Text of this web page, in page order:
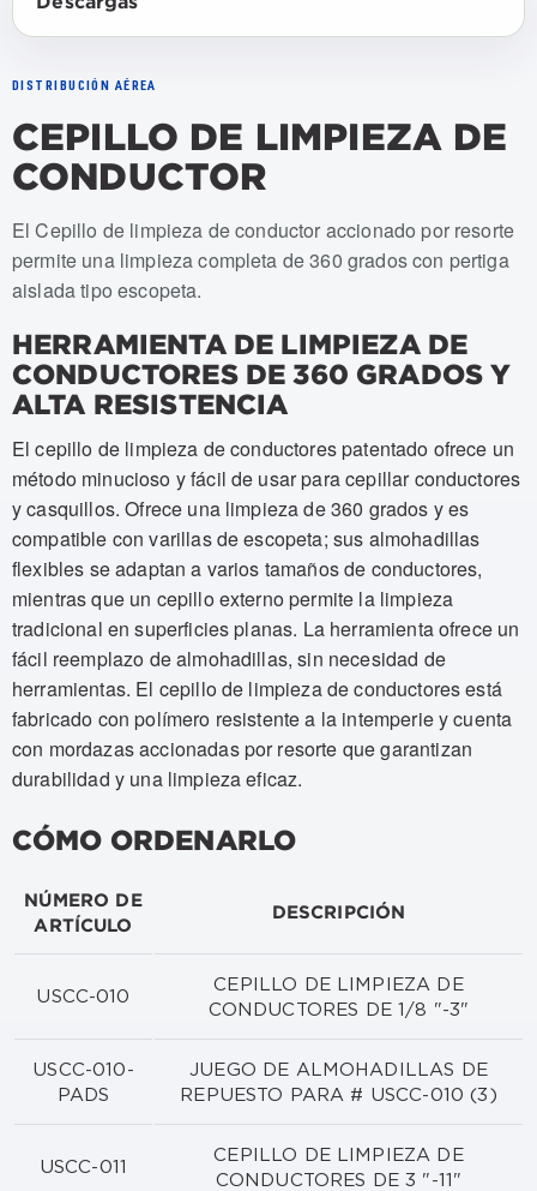
DISTRIBUCIÓN AÉREA
CEPILLO DE LIMPIEZA DE
CONDUCTOR
Numeros de articulo: USCC-010, USCC-010-PADS,
El Cepillo de limpieza de conductor accionado por resorte
permite una limpieza completa de 360 grados con pertiga
aislada tipo escopeta.
HERRAMIENTA DE LIMPIEZA DE
CONDUCTORES DE 360 ​​GRADOS Y
ALTA RESISTENCIA
El cepillo de limpieza de conductores patentado ofrece un
método minucioso y fácil de usar para cepillar conductores
y casquillos. Ofrece una limpieza de 360 ​​grados y es
compatible con varillas de escopeta; sus almohadillas
flexibles se adaptan a varios tamaños de conductores,
mientras que un cepillo externo permite la limpieza
tradicional en superficies planas. La herramienta ofrece un
fácil reemplazo de almohadillas, sin necesidad de
herramientas. El cepillo de limpieza de conductores está
fabricado con polímero resistente a la intemperie y cuenta
con mordazas accionadas por resorte que garantizan
durabilidad y una limpieza eficaz.
CÓMO ORDENARLO
NÚMERO DE
ARTÍCULO
DESCRIPCIÓN
USCC-010
CEPILLO DE LIMPIEZA DE
CONDUCTORES DE 1/8 "-3"
USCC-010-
PADS
JUEGO DE ALMOHADILLAS DE
REPUESTO PARA # USCC-010 (3)
USCC-011
CEPILLO DE LIMPIEZA DE
CONDUCTORES DE 3 "-11"